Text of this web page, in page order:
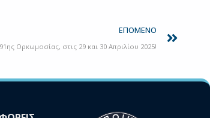
ΕΠΌΜΕΝΟ
Ορκωμοσίας, στις 29 και 30 Απριλίου 2025!